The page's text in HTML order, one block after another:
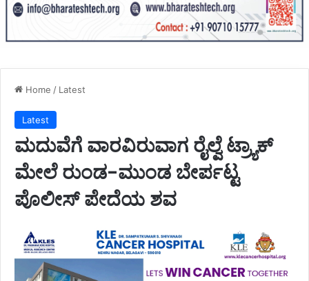
Home / Latest
Latest
ಮದುವೆಗೆ ವಾರವಿರುವಾಗ ರೈಲ್ವೆ ಟ್ರ್ಯಾಕ್
ಮೇಲೆ ರುಂಡ-ಮುಂಡ ಬೇರ್ಪಟ್ಟ
ಪೊಲೀಸ್ ಪೇದೆಯ ಶವ